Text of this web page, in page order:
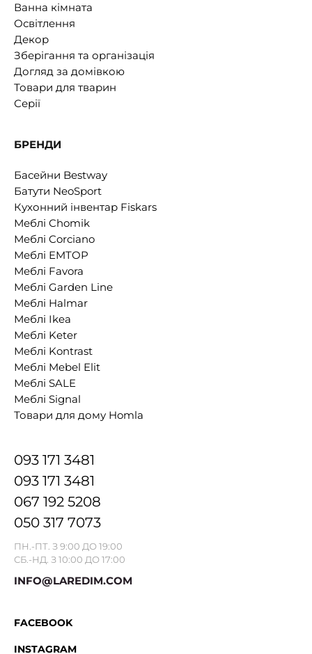
Ванна кімната
Освітлення
Декор
Зберігання та організація
Догляд за домівкою
Товари для тварин
Серії
БРЕНДИ
Басейни Bestway
Батути NeoSport
Кухонний інвентар Fiskars
Меблі Chomik
Меблі Corciano
Меблі EMTOP
Меблі Favora
Меблі Garden Line
Меблі Halmar
Меблі Ikea
Меблі Keter
Меблі Kontrast
Меблі Mebel Elit
Меблі SALE
Меблі Signal
Товари для дому Homla
093 171 3481
093 171 3481
067 192 5208
050 317 7073
ПН.-ПТ. З 9:00 ДО 19:00
СБ.-НД. З 10:00 ДО 17:00
INFO@LAREDIM.COM
FACEBOOK
INSTAGRAM